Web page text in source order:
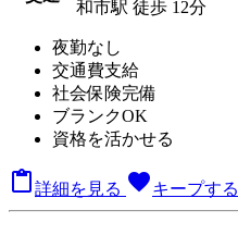
和市駅 徒歩 12分
夜勤なし
交通費支給
社会保険完備
ブランクOK
資格を活かせる
詳細を見る favoriteキープする